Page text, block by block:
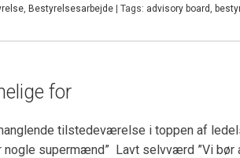
, Bestyrelsesarbejde | Tags: advisory board,
for
tilstedeværelse i toppen af
supermænd” Lavt selvværd ”Vi